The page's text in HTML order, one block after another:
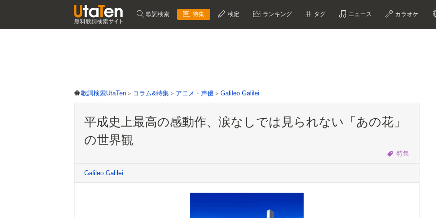
歌詞検索 特集 検定 ランキング タグ ニュース カラオケ
歌詞検索UtaTen コラム&特集 アニメ・声優 Galileo Galilei
平成史上最高の感動作、涙なしでは見られない「あの花」
の世界観
特集
Galileo Galilei